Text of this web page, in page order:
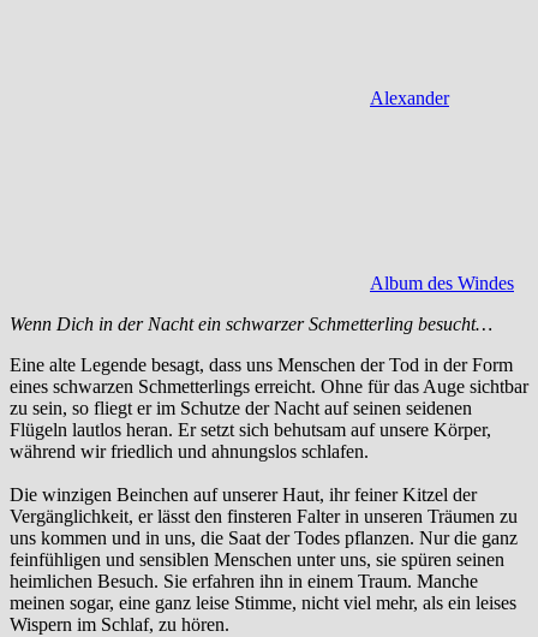
Alexander
Album des Windes
Wenn Dich in der Nacht ein schwarzer Schmetterling besucht…
Eine alte Legende besagt, dass uns Menschen der Tod in der Form
eines schwarzen Schmetterlings erreicht. Ohne für das Auge sichtbar
zu sein, so fliegt er im Schutze der Nacht auf seinen seidenen
Flügeln lautlos heran. Er setzt sich behutsam auf unsere Körper,
während wir friedlich und ahnungslos schlafen.
Die winzigen Beinchen auf unserer Haut, ihr feiner Kitzel der
Vergänglichkeit, er lässt den finsteren Falter in unseren Träumen zu
uns kommen und in uns, die Saat der Todes pflanzen. Nur die ganz
feinfühligen und sensiblen Menschen unter uns, sie spüren seinen
heimlichen Besuch. Sie erfahren ihn in einem Traum. Manche
meinen sogar, eine ganz leise Stimme, nicht viel mehr, als ein leises
Wispern im Schlaf, zu hören.